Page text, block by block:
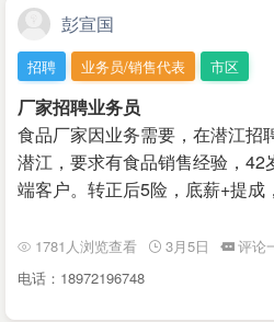
彭宣国
招聘 业务员/销售代表 市区
厂家招聘业务员
食品厂家因业务需要，在潜江招
潜江，要求有食品销售经验，42
端客户。转正后5险，底薪+提成
1781人浏览查看 3月5日
评论
电话：18972196748